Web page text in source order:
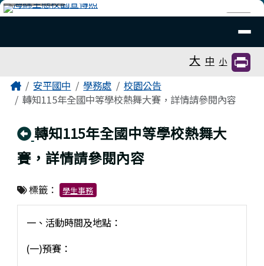
跳至主內容區
臺南市安平國中全球資訊網
大 中 小
主內容區域
Home安平國中 學務處
校園公告
轉知115年全國中等學校熱舞大賽，詳情請參閱內容
回上頁
轉知115年全國中等學校熱舞大
賽，詳情請參閱內容
標籤： 學生事務
一、活動時間及地點：
(一)預賽：
頁尾區域